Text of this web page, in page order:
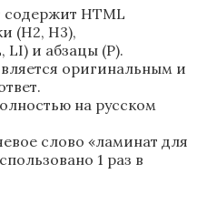
содержит HTML
(H2, H3),
и абзацы (P).
оригинальным и
на русском
слово «ламинат для
1 раз в